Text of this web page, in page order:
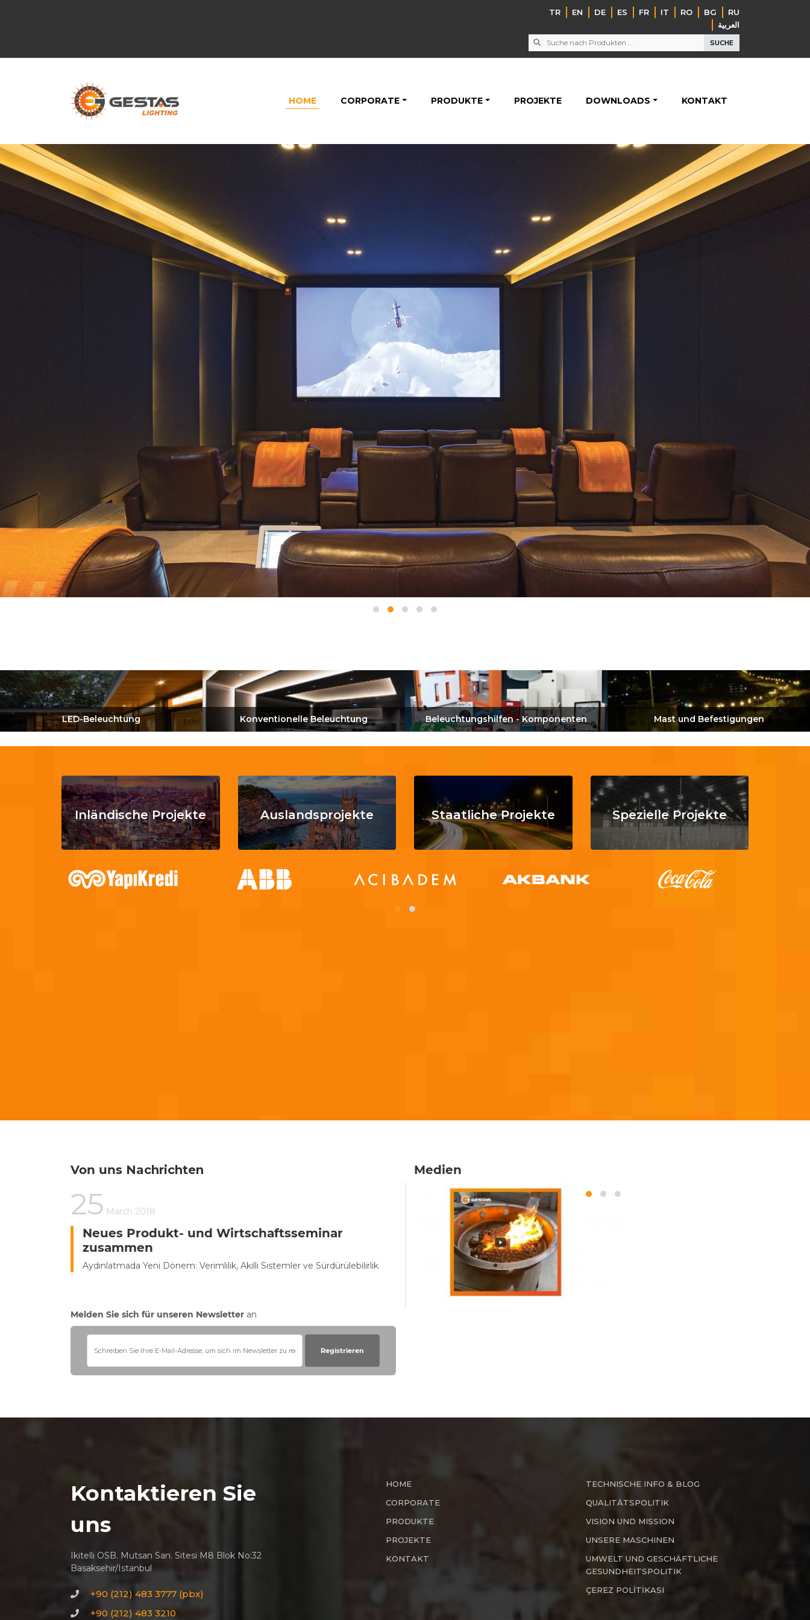
TR EN DE ES FR IT RO BG
RU
‏العربية‏
SUCHE
HOME CORPORATE PRODUKTE PROJEKTE DOWNLOADS KONTAKT
LED-Beleuchtung Konventionelle Beleuchtung Beleuchtungshilfen - Komponenten Mast und Befestigungen
Inländische Projekte Auslandsprojekte Staatliche Projekte Spezielle Projekte
Von uns Nachrichten
25 March 2018
Neues Produkt- und Wirtschaftsseminar
zusammen
Aydınlatmada Yeni Dönem: Verimlilik, Akıllı Sistemler ve Sürdürülebilirlik
Medien
Melden Sie sich für unseren Newsletter an
Registrieren
Kontaktieren Sie
uns
Ikitelli OSB. Mutsan San. Sitesi M8 Blok No:32
Basaksehir/Istanbul
+90 (212) 483 3777 (pbx)
+90 (212) 483 3210
HOME
CORPORATE
PRODUKTE
PROJEKTE
KONTAKT
TECHNISCHE INFO & BLOG
QUALITÄTSPOLITIK
VISION UND MISSION
UNSERE MASCHINEN
UMWELT UND GESCHÄFTLICHE
GESUNDHEITSPOLITIK
ÇEREZ POLİTİKASI